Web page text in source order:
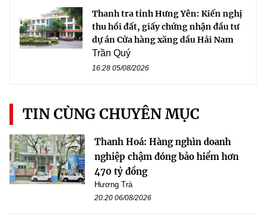
Thanh tra tỉnh Hưng Yên: Kiến nghị
thu hồi đất, giấy chứng nhận đầu tư
dự án Cửa hàng xăng dầu Hải Nam
Trần Quý
16:28 05/08/2026
TIN CÙNG CHUYÊN MỤC
Thanh Hoá: Hàng nghìn doanh
nghiệp chậm đóng bảo hiểm hơn
470 tỷ đồng
Hương Trà
20:20 06/08/2026